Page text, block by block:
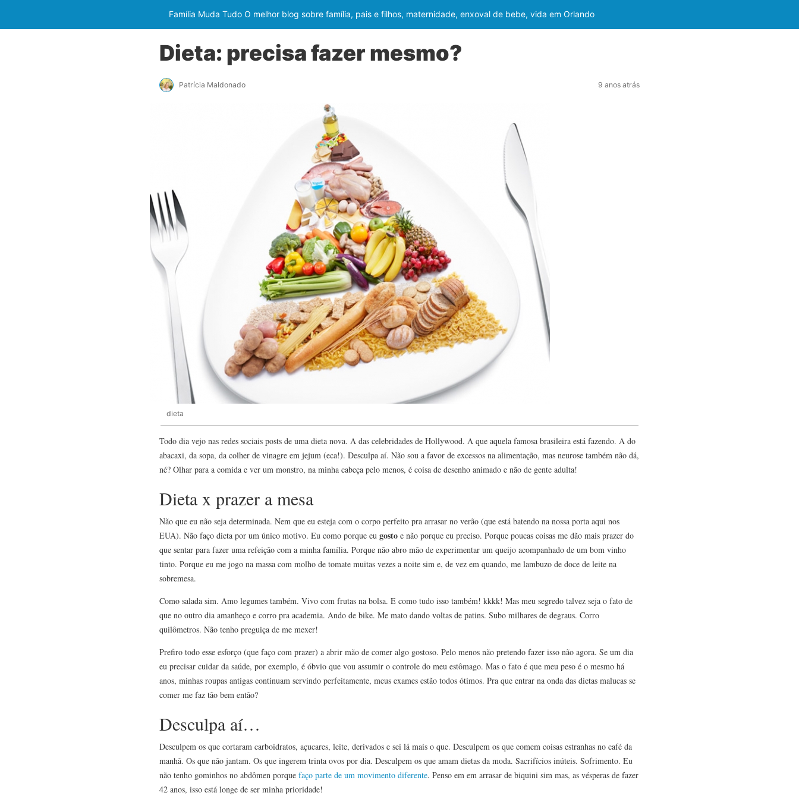
Família Muda Tudo O melhor blog sobre família, pais e filhos, maternidade, enxoval de bebe, vida em Orlando
Dieta: precisa fazer mesmo?
Patrícia Maldonado 9 anos atrás
dieta
Todo dia vejo nas redes sociais posts de uma dieta nova. A das celebridades de Hollywood. A que aquela famosa brasileira está fazendo. A do
abacaxi, da sopa, da colher de vinagre em jejum (eca!). Desculpa aí. Não sou a favor de excessos na alimentação, mas neurose também não dá,
né? Olhar para a comida e ver um monstro, na minha cabeça pelo menos, é coisa de desenho animado e não de gente adulta!
Dieta x prazer a mesa
Não que eu não seja determinada. Nem que eu esteja com o corpo perfeito pra arrasar no verão (que está batendo na nossa porta aqui nos
EUA). Não faço dieta por um único motivo. Eu como porque eu gosto e não porque eu preciso. Porque poucas coisas me dão mais prazer do
que sentar para fazer uma refeição com a minha família. Porque não abro mão de experimentar um queijo acompanhado de um bom vinho
tinto. Porque eu me jogo na massa com molho de tomate muitas vezes a noite sim e, de vez em quando, me lambuzo de doce de leite na
sobremesa.
Como salada sim. Amo legumes também. Vivo com frutas na bolsa. E como tudo isso também! kkkk! Mas meu segredo talvez seja o fato de
que no outro dia amanheço e corro pra academia. Ando de bike. Me mato dando voltas de patins. Subo milhares de degraus. Corro
quilômetros. Não tenho preguiça de me mexer!
Prefiro todo esse esforço (que faço com prazer) a abrir mão de comer algo gostoso. Pelo menos não pretendo fazer isso não agora. Se um dia
eu precisar cuidar da saúde, por exemplo, é óbvio que vou assumir o controle do meu estômago. Mas o fato é que meu peso é o mesmo há
anos, minhas roupas antigas continuam servindo perfeitamente, meus exames estão todos ótimos. Pra que entrar na onda das dietas malucas se
comer me faz tão bem então?
Desculpa aí…
Desculpem os que cortaram carboidratos, açucares, leite, derivados e sei lá mais o que. Desculpem os que comem coisas estranhas no café da
manhã. Os que não jantam. Os que ingerem trinta ovos por dia. Desculpem os que amam dietas da moda. Sacrifícios inúteis. Sofrimento. Eu
não tenho gominhos no abdômen porque faço parte de um movimento diferente. Penso em em arrasar de biquini sim mas, as vésperas de fazer
42 anos, isso está longe de ser minha prioridade!